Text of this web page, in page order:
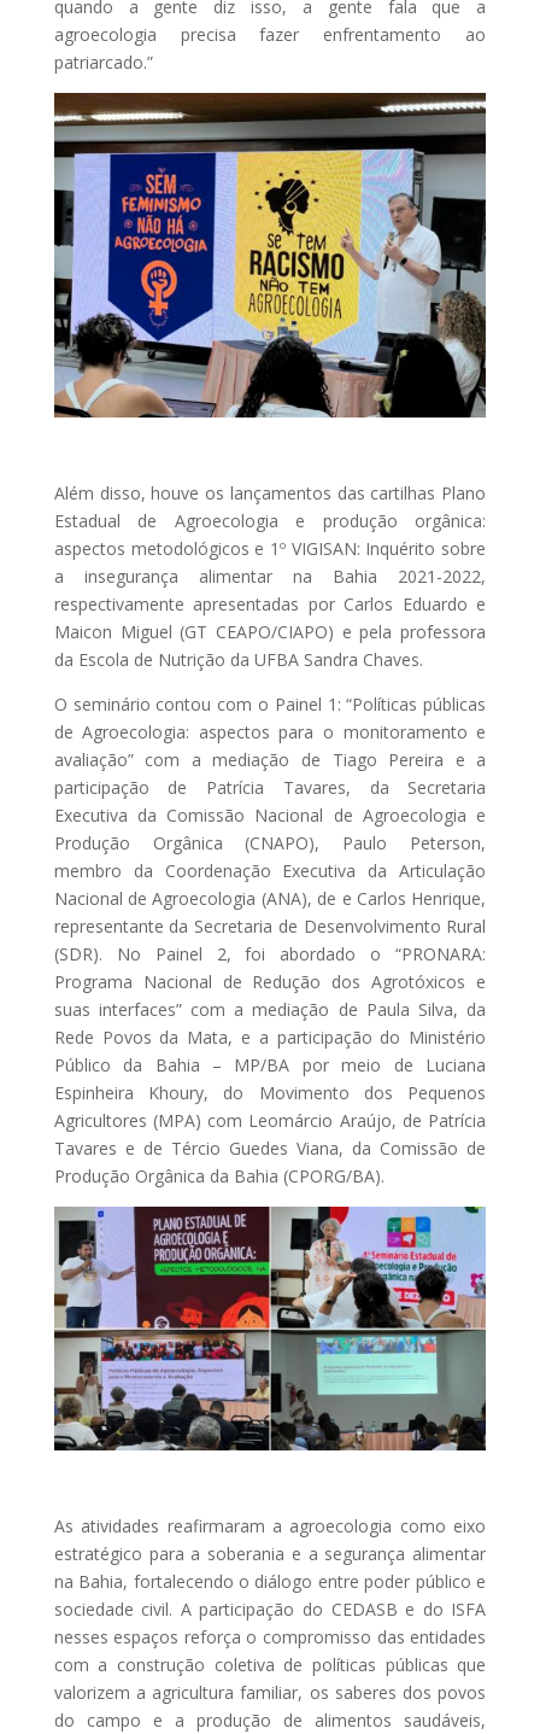
quando a gente diz isso, a gente fala que a
agroecologia precisa fazer enfrentamento ao
patriarcado.”
Além disso, houve os lançamentos das cartilhas Plano
Estadual de Agroecologia e produção orgânica:
aspectos metodológicos e 1º VIGISAN: Inquérito sobre
a insegurança alimentar na Bahia 2021-2022,
respectivamente apresentadas por Carlos Eduardo e
Maicon Miguel (GT CEAPO/CIAPO) e pela professora
da Escola de Nutrição da UFBA Sandra Chaves.
O seminário contou com o Painel 1: “Políticas públicas
de Agroecologia: aspectos para o monitoramento e
avaliação” com a mediação de Tiago Pereira e a
participação de Patrícia Tavares, da Secretaria
Executiva da Comissão Nacional de Agroecologia e
Produção Orgânica (CNAPO), Paulo Peterson,
membro da Coordenação Executiva da Articulação
Nacional de Agroecologia (ANA), de e Carlos Henrique,
representante da Secretaria de Desenvolvimento Rural
(SDR). No Painel 2, foi abordado o “PRONARA:
Programa Nacional de Redução dos Agrotóxicos e
suas interfaces” com a mediação de Paula Silva, da
Rede Povos da Mata, e a participação do Ministério
Público da Bahia – MP/BA por meio de Luciana
Espinheira Khoury, do Movimento dos Pequenos
Agricultores (MPA) com Leomárcio Araújo, de Patrícia
Tavares e de Tércio Guedes Viana, da Comissão de
Produção Orgânica da Bahia (CPORG/BA).
As atividades reafirmaram a agroecologia como eixo
estratégico para a soberania e a segurança alimentar
na Bahia, fortalecendo o diálogo entre poder público e
sociedade civil. A participação do CEDASB e do ISFA
nesses espaços reforça o compromisso das entidades
com a construção coletiva de políticas públicas que
valorizem a agricultura familiar, os saberes dos povos
do campo e a produção de alimentos saudáveis,